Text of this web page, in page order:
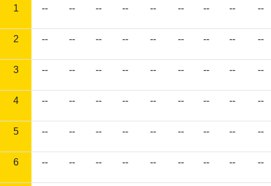
1
-- -- -- -- -- -- -- -- --
2 -- -- -- -- -- -- -- -- --
3 -- -- -- -- -- -- -- -- --
4 -- -- -- -- -- -- -- -- --
5 -- -- -- -- -- -- -- -- --
6 -- -- -- -- -- -- -- -- --